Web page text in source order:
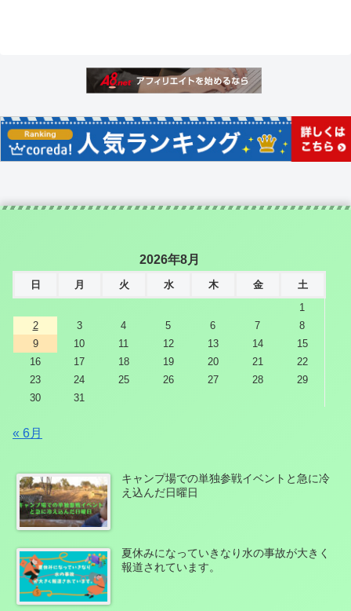
2026年8月
日 月 火 水 木 金
土
1
2
3 4 5 6 7
8
9
10 11 12 13 14
15
16
17 18 19 20 21
22
23
24 25 26 27 28
29
30
31
« 6月
キャンプ場での単独参戦イベントと急に冷
え込んだ日曜日
夏休みになっていきなり水の事故が大きく
報道されています。